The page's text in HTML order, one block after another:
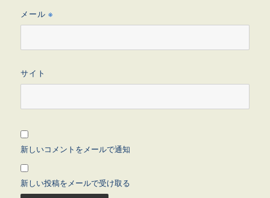
メール※
サイト
新しいコメントをメールで通知
新しい投稿をメールで受け取る